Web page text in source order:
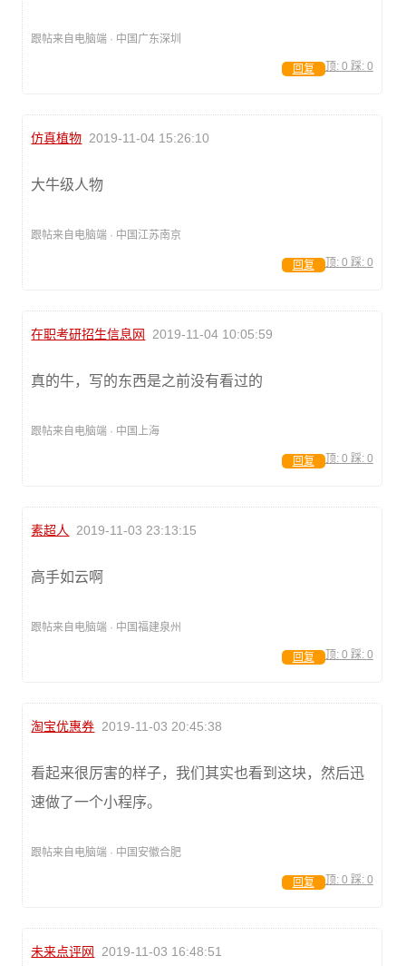
跟帖来自电脑端 · 中国广东深圳
顶: 0 踩: 0
回复
仿真植物 2019-11-04 15:26:10
大牛级人物
跟帖来自电脑端 · 中国江苏南京
顶: 0 踩: 0
回复
在职考研招生信息网 2019-11-04 10:05:59
真的牛，写的东西是之前没有看过的
跟帖来自电脑端 · 中国上海
顶: 0 踩: 0
回复
素超人 2019-11-03 23:13:15
高手如云啊
跟帖来自电脑端 · 中国福建泉州
顶: 0 踩: 0
回复
淘宝优惠券 2019-11-03 20:45:38
看起来很厉害的样子，我们其实也看到这块，然后迅
速做了一个小程序。
跟帖来自电脑端 · 中国安徽合肥
顶: 0 踩: 0
回复
未来点评网 2019-11-03 16:48:51